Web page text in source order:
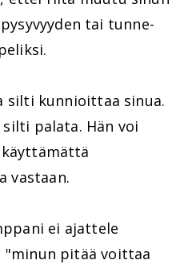
tai tunne-
silti kunnioittaa sinua.
palata. Hän voi
vastaan.
ei ajattele
pitää voittaa